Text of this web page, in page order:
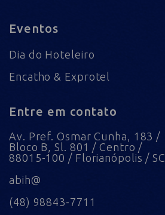
Eventos
Dia do Hoteleiro
Encatho & Exprotel
Entre em contato
Av. Pref. Osmar Cunha, 183 /
Bloco B, Sl. 801 / Centro /
88015-100 / Florianópolis / SC
abih@
(48) 98843-7711